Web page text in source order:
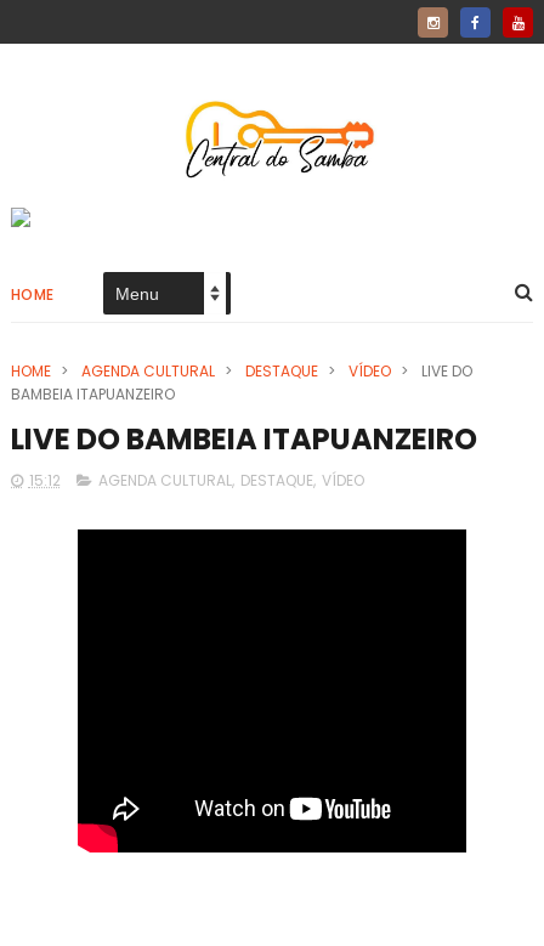
HOME
HOME > AGENDA CULTURAL > DESTAQUE > VÍDEO >
LIVE DO
BAMBEIA ITAPUANZEIRO
LIVE DO BAMBEIA ITAPUANZEIRO
15:12 AGENDA CULTURAL, DESTAQUE, VÍDEO